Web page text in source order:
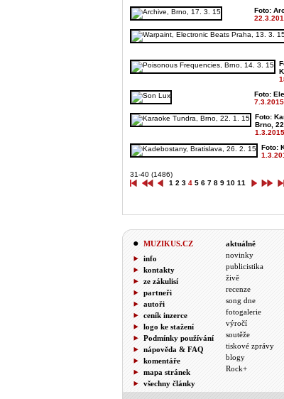
Foto:
Foto:
7.3.2015
Foto:
Brno,
1.3.2015
Foto:
31-40 (1486)
1 2 3 4 5 6 7 8 9 10 11
MUZIKUS.CZ
info
kontakty
ze zákulisí
partneři
autoři
ceník inzerce
logo ke stažení
Podmínky používání
nápověda & FAQ
komentáře
mapa stránek
všechny články
aktuálně
novinky
publicistika
živě
recenze
song dne
fotogalerie
výročí
soutěže
tiskové zprávy
blogy
Rock+